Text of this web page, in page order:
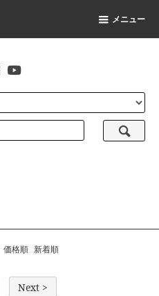
メニュー
価格順 新着順
Next >